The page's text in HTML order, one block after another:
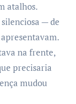
atalhos.
— de
na frente,
precisaria
mudou